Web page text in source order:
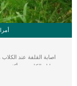
اصابة القلفة عند
معاناة الكلب من أكثر
ومعالجتها عند الإناث
تحدث لها نتيجة الصدمة او